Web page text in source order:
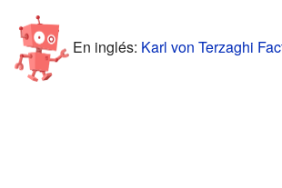
En inglés: Karl von Terzaghi